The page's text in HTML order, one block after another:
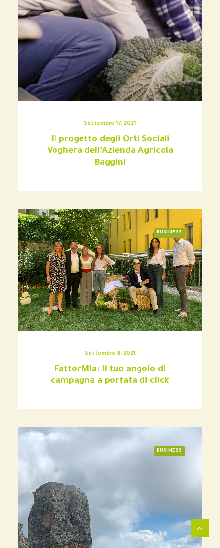
Settembre 17, 2021
Il progetto degli Orti Sociali
Voghera dell’Azienda Agricola
Baggini
BUSINESS
Settembre 8, 2021
FattorMia: il tuo angolo di
campagna a portata di click
BUSINESS